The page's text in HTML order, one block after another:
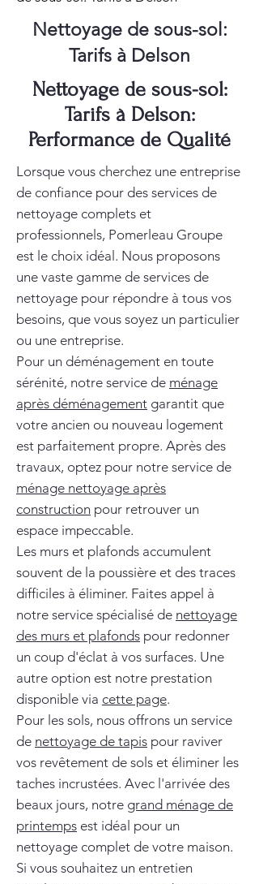
Nettoyage de sous-sol:
Tarifs à Delson
Nettoyage de sous-sol:
Tarifs à Delson:
Performance de Qualité
Lorsque vous cherchez une entreprise
de confiance pour des services de
nettoyage complets et
professionnels, Pomerleau Groupe
est le choix idéal. Nous proposons
une vaste gamme de services de
nettoyage pour répondre à tous vos
besoins, que vous soyez un particulier
ou une entreprise.
Pour un déménagement en toute
sérénité, notre service de ménage
après déménagement garantit que
votre ancien ou nouveau logement
est parfaitement propre. Après des
travaux, optez pour notre service de
ménage nettoyage après
construction pour retrouver un
espace impeccable.
Les murs et plafonds accumulent
souvent de la poussière et des traces
difficiles à éliminer. Faites appel à
notre service spécialisé de nettoyage
des murs et plafonds pour redonner
un coup d'éclat à vos surfaces. Une
autre option est notre prestation
disponible via cette page.
Pour les sols, nous offrons un service
de nettoyage de tapis pour raviver
vos revêtement de sols et éliminer les
taches incrustées. Avec l'arrivée des
beaux jours, notre grand ménage de
printemps est idéal pour un
nettoyage complet de votre maison.
Si vous souhaitez un entretien